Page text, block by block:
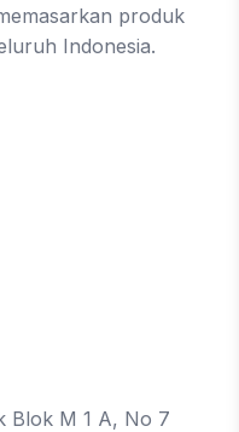
produk
Indonesia.
Blok M 1 A, No 7